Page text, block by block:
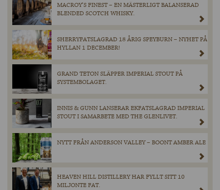
MACROY’S FINEST – EN MÄSTERLIGT BALANSERAD
BLENDED SCOTCH WHISKY.
SHERRYFATSLAGRAD 18 ÅRIG SPEYBURN – NYHET PÅ
HYLLAN 1 DECEMBER!
GRAND TETON SLÄPPER IMPERIAL STOUT PÅ
SYSTEMBOLAGET.
INNIS & GUNN LANSERAR EKFATSLAGRAD IMPERIAL
STOUT I SAMARBETE MED THE GLENLIVET.
NYTT FRÅN ANDERSON VALLEY – BOONT AMBER ALE
HEAVEN HILL DISTILLERY HAR FYLLT SITT 10
MILJONTE FAT.